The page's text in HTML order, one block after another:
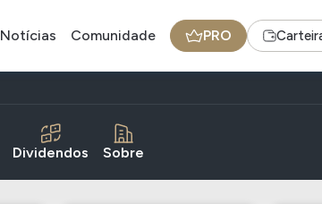
Notícias Comunidade PRO
Dividendos Sobre